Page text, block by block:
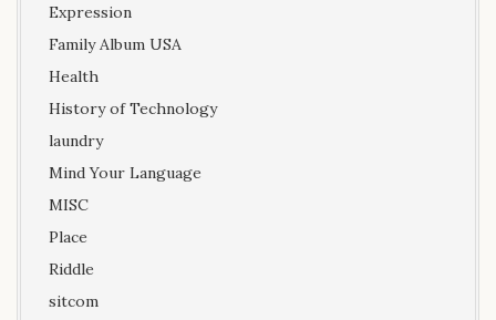
Expression
Family Album USA
Health
History of Technology
laundry
Mind Your Language
MISC
Place
Riddle
sitcom